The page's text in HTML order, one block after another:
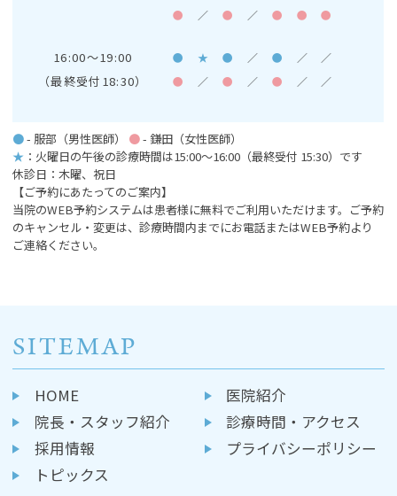
●
／ ● ／ ● ● ●
16:00～19:00 ● ★ ● ／ ● ／ ／
（最終受付18:30） ● ／ ● ／ ● ／ ／
●- 服部（男性医師） ●- 鎌田（女性医師）
★ ：火曜日の午後の診療時間は15:00～16:00 （最終受付 15:30）です
休診日：木曜、祝日
【ご予約にあたってのご案内】
当院のWEB予約システムは患者様に無料でご利用いただけます。ご予約
のキャンセル・変更は、診療時間内までにお電話またはWEB予約より
ご連絡ください。
SITEMAP
HOME
医院紹介
院長・スタッフ紹介
診療時間・アクセス
採用情報
プライバシーポリシー
トピックス